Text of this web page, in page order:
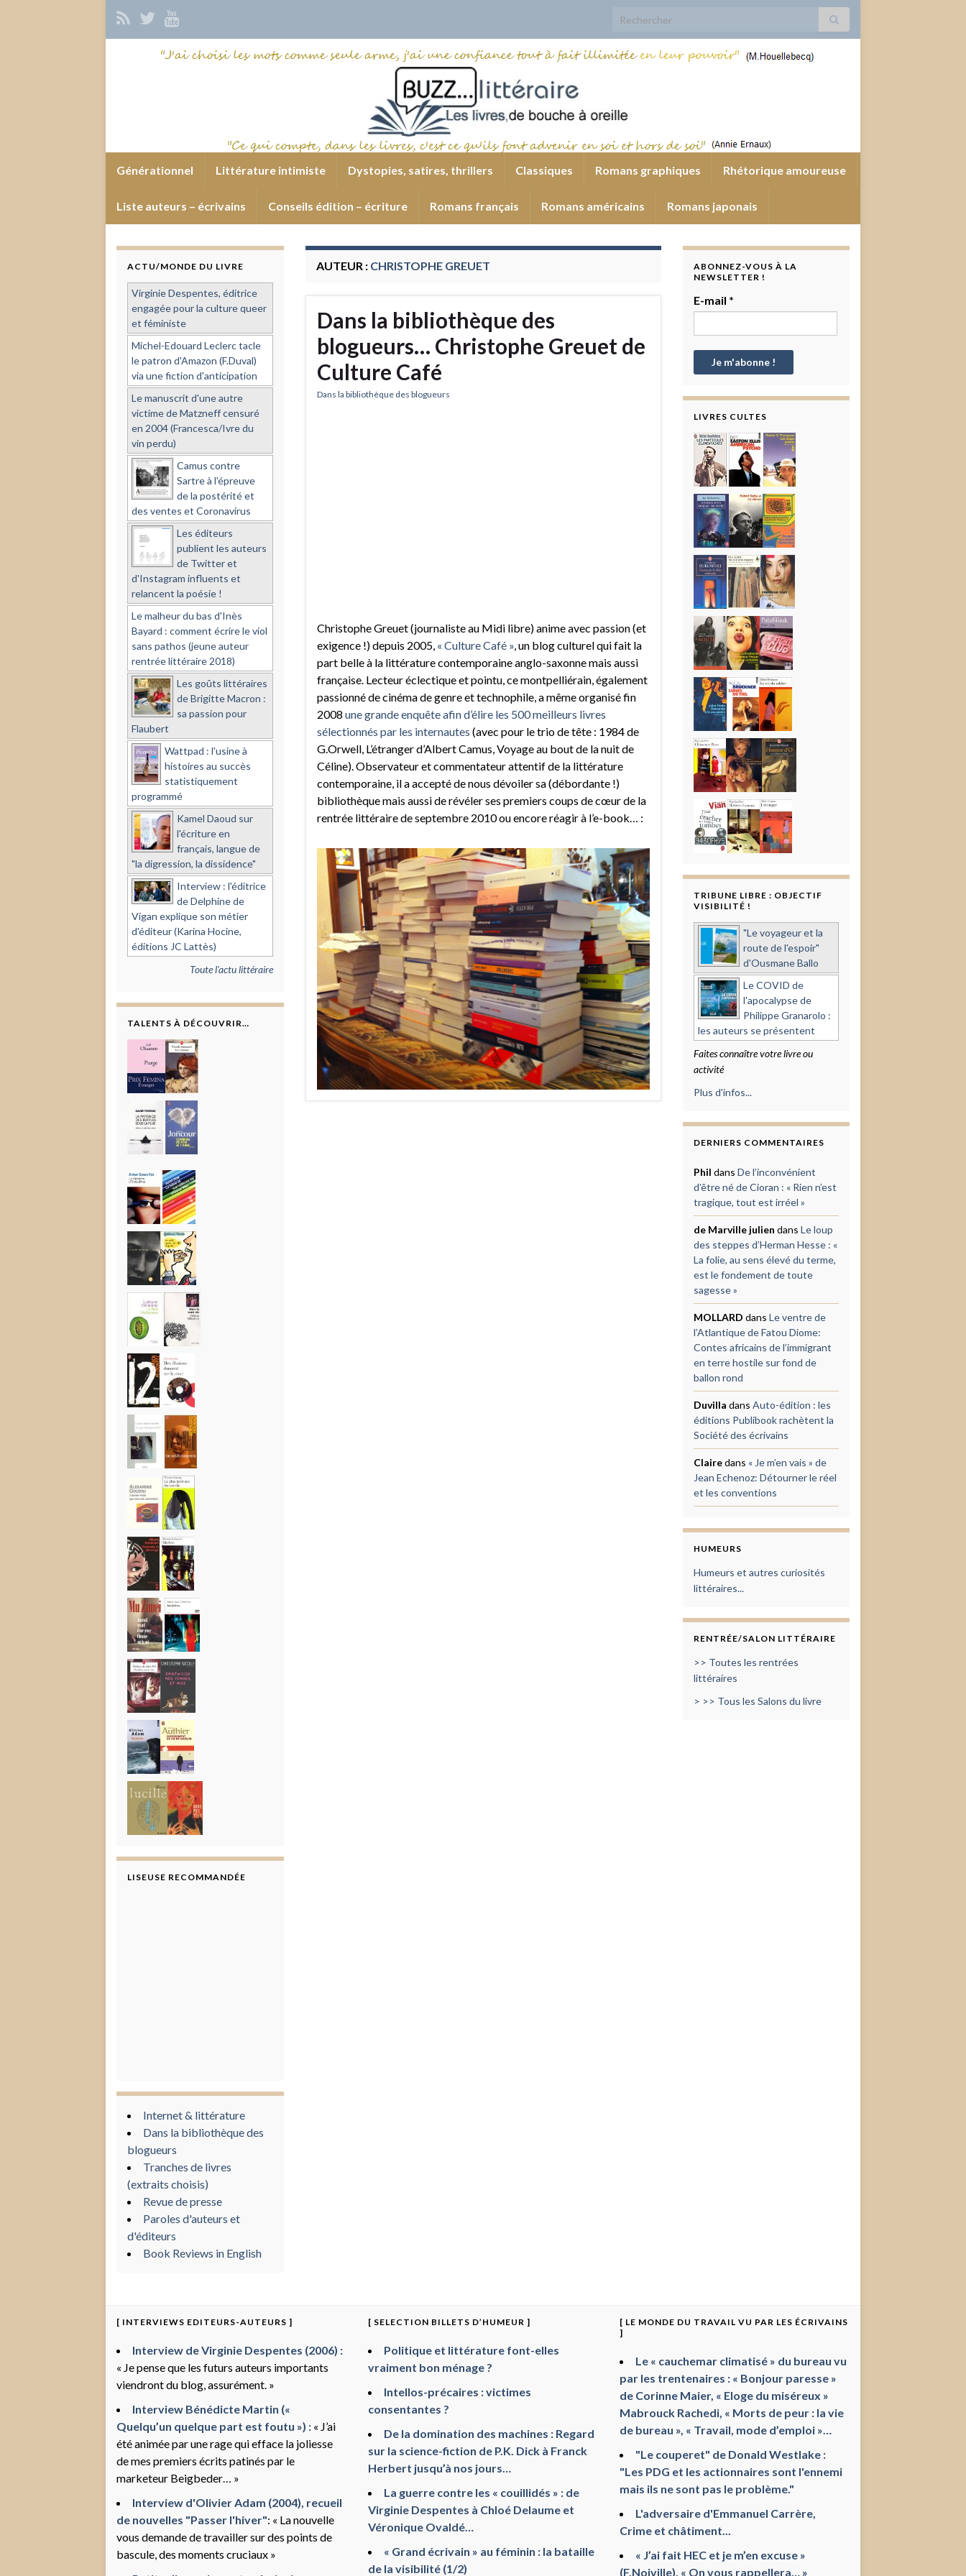
Search for:
Générationnel Littérature intimiste Dystopies, satires, thrillers Classiques Romans graphiques Rhétorique amoureuse
Liste auteurs – écrivains Conseils édition – écriture Romans français Romans américains Romans japonais
AUTEUR : CHRISTOPHE GREUET
Dans la bibliothèque des
blogueurs… Christophe Greuet de
Culture Café
Dans la bibliothèque des blogueurs
Christophe Greuet (journaliste au Midi libre) anime avec passion (et
exigence !) depuis 2005, « Culture Café », un blog culturel qui fait la
part belle à la littérature contemporaine anglo-saxonne mais aussi
française. Lecteur éclectique et pointu, ce montpelliérain, également
passionné de cinéma de genre et technophile, a même organisé fin
2008 une grande enquête afin d’élire les 500 meilleurs livres
sélectionnés par les internautes (avec pour le trio de tête : 1984 de
G.Orwell, L’étranger d’Albert Camus, Voyage au bout de la nuit de
Céline). Observateur et commentateur attentif de la littérature
contemporaine, il a accepté de nous dévoiler sa (débordante !)
bibliothèque mais aussi de révéler ses premiers coups de cœur de la
rentrée littéraire de septembre 2010 ou encore réagir à l’e-book… :
ACTU/MONDE DU LIVRE
Virginie Despentes, éditrice
engagée pour la culture queer
et féministe
Michel-Edouard Leclerc tacle
le patron d'Amazon (F.Duval)
via une fiction d'anticipation
Le manuscrit d'une autre
victime de Matzneff censuré
en 2004 (Francesca/Ivre du
vin perdu)
Camus contre
Sartre à l'épreuve
de la postérité et
des ventes et Coronavirus
Les éditeurs
publient les auteurs
de Twitter et
d'Instagram influents et
relancent la poésie !
Le malheur du bas d'Inès
Bayard : comment écrire le viol
sans pathos (jeune auteur
rentrée littéraire 2018)
Les goûts littéraires
de Brigitte Macron :
sa passion pour
Flaubert
Wattpad : l'usine à
histoires au succès
statistiquement
programmé
Kamel Daoud sur
l'écriture en
français, langue de
"la digression, la dissidence"
Interview : l'éditrice
de Delphine de
Vigan explique son métier
d'éditeur (Karina Hocine,
éditions JC Lattès)
Toute l'actu littéraire
TALENTS À DÉCOUVRIR…
LISEUSE RECOMMANDÉE
Internet & littérature
Dans la bibliothèque des
blogueurs
Tranches de livres
(extraits choisis)
Revue de presse
Paroles d'auteurs et
d'éditeurs
Book Reviews in English
ABONNEZ-VOUS À LA
NEWSLETTER !
E-mail *
LIVRES CULTES
TRIBUNE LIBRE : OBJECTIF
VISIBILITÉ !
"Le voyageur et la
route de l'espoir"
d'Ousmane Ballo
Le COVID de
l'apocalypse de
Philippe Granarolo :
les auteurs se présentent
Faites connaître votre livre ou
activité
Plus d'infos...
DERNIERS COMMENTAIRES
Phil dans De l’inconvénient
d’être né de Cioran : « Rien n’est
tragique, tout est irréel »
de Marville julien dans Le loup
des steppes d’Herman Hesse : «
La folie, au sens élevé du terme,
est le fondement de toute
sagesse »
MOLLARD dans Le ventre de
l’Atlantique de Fatou Diome:
Contes africains de l’immigrant
en terre hostile sur fond de
ballon rond
Duvilla dans Auto-édition : les
éditions Publibook rachètent la
Société des écrivains
Clairedans « Je m’en vais » de
Jean Echenoz: Détourner le réel
et les conventions
HUMEURS
Humeurs et autres curiosités
littéraires...
RENTRÉE/SALON LITTÉRAIRE
>> Toutes les rentrées
littéraires
> >> Tous les Salons du livre
[ INTERVIEWS EDITEURS-AUTEURS ]
Interview de Virginie Despentes (2006) :
« Je pense que les futurs auteurs importants
viendront du blog, assurément. »
Interview Bénédicte Martin («
Quelqu’un quelque part est foutu ») : « J’ai
été animée par une rage qui efface la joliesse
de mes premiers écrits patinés par le
marketeur Beigbeder… »
Interview d'Olivier Adam (2004), recueil
de nouvelles "Passer l'hiver": « La nouvelle
vous demande de travailler sur des points de
bascule, des moments cruciaux »
[ SELECTION BILLETS D’HUMEUR ]
Politique et littérature font-elles
vraiment bon ménage ?
Intellos-précaires : victimes
consentantes ?
De la domination des machines : Regard
sur la science-fiction de P.K. Dick à Franck
Herbert jusqu’à nos jours…
La guerre contre les « couillidés » : de
Virginie Despentes à Chloé Delaume et
Véronique Ovaldé…
« Grand écrivain » au féminin : la bataille
de la visibilité (1/2)
[ LE MONDE DU TRAVAIL VU PAR LES ÉCRIVAINS
]
Le « cauchemar climatisé » du bureau vu
par les trentenaires : « Bonjour paresse »
de Corinne Maier, « Eloge du miséreux »
Mabrouck Rachedi, « Morts de peur : la vie
de bureau », « Travail, mode d’emploi »…
"Le couperet" de Donald Westlake :
"Les PDG et les actionnaires sont l'ennemi
mais ils ne sont pas le problème."
L'adversaire d'Emmanuel Carrère,
Crime et châtiment...
« J’ai fait HEC et je m’en excuse »
(F.Noiville), « On vous rappellera… »